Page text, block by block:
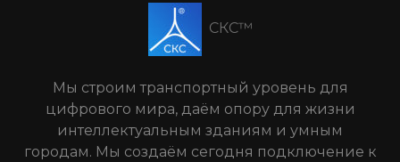
СКС™
Мы строим транспортный уровень для
цифрового мира, даём опору для жизни
интеллектуальным зданиям и умным
городам. Мы создаём сегодня подключение к